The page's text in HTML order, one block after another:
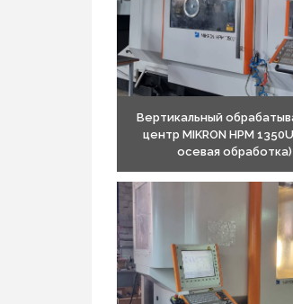
Вертикальный
центр MIKRON HPM
осевая обработка)